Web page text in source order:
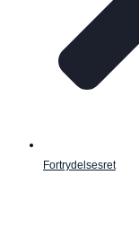
Fortrydelsesret